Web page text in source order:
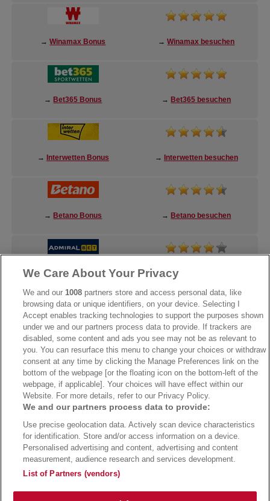
→Winamax Bonus →Winamax besuchen
→ Bet365 Bonus → Bet365 besuchen
→ Interwetten Bonus → Interwetten besuchen
→ Betano Bonus → Betano besuchen
→AdmiralBet Bonus →AdmiralBet besuchen
→Bwin Bonus →Bwin besuchen
Alle Anbieter auf dieser Webseite sind offiziell in Deutschland
We Care About Your Privacy
We and our1008 partners store and access personal data, like
browsing data or unique identifiers, on your device. Selecting I
Accept enables tracking technologies to support the purposes shown
under we and our partners process data to provide. If trackers are
disabled, some content and ads you see may not be as relevant to
you. You can resurface this menu to change your choices or withdraw
consent at any time by clicking the Manage Preferences link on the
bottom of the webpage [or the floating icon on the bottom-left of the
webpage, if applicable]. Your choices will have effect within our
Website. For more details, refer to our Privacy Policy.
We and our partners process data to provide:
Use precise geolocation data. Actively scan device characteristics
for identification. Store and/or access information on a device.
Personalised advertising and content, advertising and content
measurement, audience research and services development.
List of Partners (vendors)